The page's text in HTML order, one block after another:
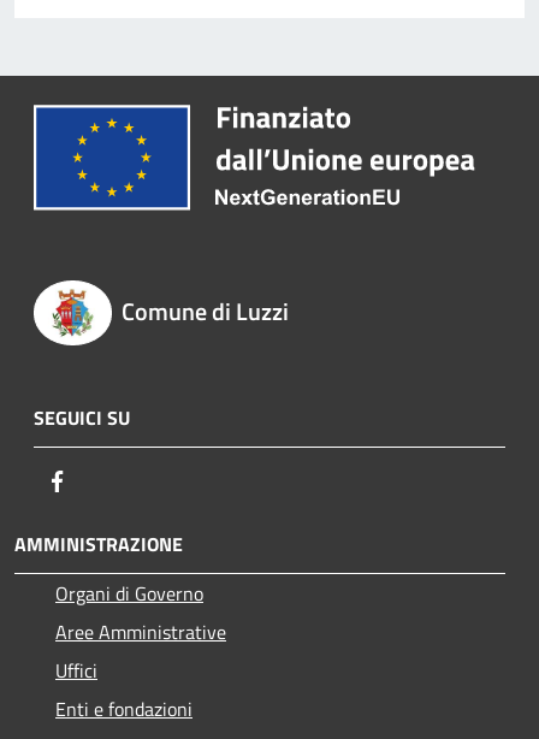
Comune di Luzzi
SEGUICI SU
AMMINISTRAZIONE
Organi di Governo
Aree Amministrative
Uffici
Enti e fondazioni